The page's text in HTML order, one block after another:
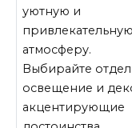
уютную и
привлекательную
атмосферу.
Выбирайте
освещение и
акцентирующие